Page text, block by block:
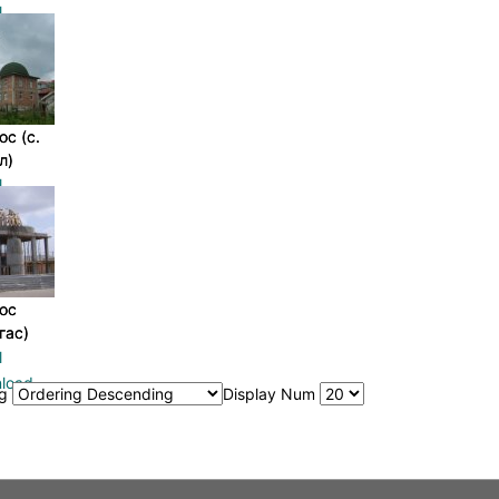
(с.
(с.
Display Num